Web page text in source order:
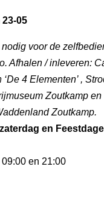
23-05
voor de
Afhalen / inleveren:
4 Elementen’ ,
Zoutkamp en
Zoutkamp.
en
09:00 en 21:00